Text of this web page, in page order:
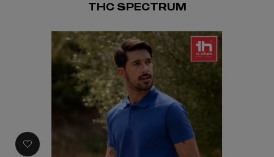
THC SPECTRUM